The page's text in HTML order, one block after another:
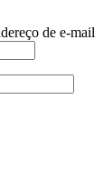
de e-mail